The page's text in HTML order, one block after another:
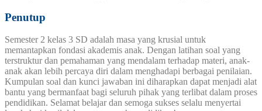
Penutup
Semester 2 kelas 3 SD adalah masa yang krusial untuk
memantapkan fondasi akademis anak. Dengan latihan soal yang
terstruktur dan pemahaman yang mendalam terhadap materi, anak-
anak akan lebih percaya diri dalam menghadapi berbagai penilaian.
Kumpulan soal dan kunci jawaban ini diharapkan dapat menjadi alat
bantu yang bermanfaat bagi seluruh pihak yang terlibat dalam proses
pendidikan. Selamat belajar dan semoga sukses selalu menyertai